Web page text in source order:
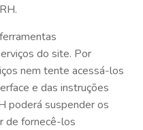
do site. Por
nem tente acessá-los
e das instruções
poderá suspender os
de fornecê-los